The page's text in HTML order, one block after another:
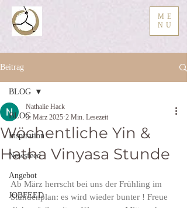
ME
NU
Beitrag
BLOG
Inspiration
Newsfeed
Angebot
JOBFEED
BLOG
Wöchentliche Yin &
Hatha Vinyasa Stunde
Nathalie Hack
3. März 2025 2 Min. Lesezeit
Ab März herrscht bei uns der Frühling im
Stundenplan: es wird wieder bunter ! Freue